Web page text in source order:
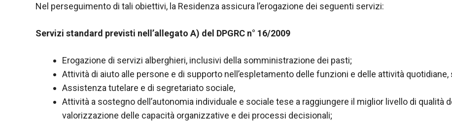
Nel perseguimento di tali obiettivi, la Residenza assicura l’erogazione dei seguenti servizi:
Servizi standard previsti nell’allegato A) del DPGRC n° 16/2009
Erogazione di servizi alberghieri, inclusivi della somministrazione dei pasti;
Attività di aiuto alle persone e di supporto nell’espletamento delle funzioni e delle attività
Assistenza tutelare e di segretariato sociale,
Attività a sostegno dell’autonomia individuale e sociale tese a raggiungere il miglior livello di qualità
valorizzazione delle capacità organizzative e dei processi decisionali;